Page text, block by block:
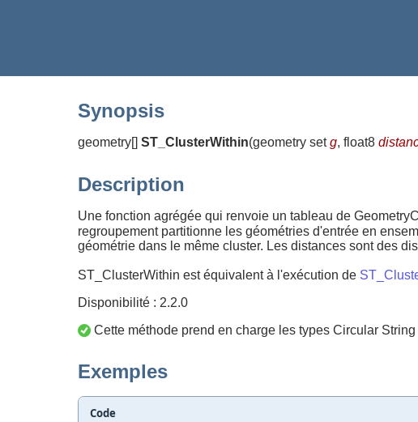
Synopsis
geometry[] ST_ClusterWithin(geometry setg, float8
Description
Une fonction agrégée qui renvoie un tableau de
regroupement partitionne les géométries d'entrée en
géométrie dans le même cluster. Les distances sont des
ST_ClusterWithin est équivalent à l'exécution de
Disponibilité : 2.2.0
Cette méthode prend en charge les types Circular String
Exemples
Code